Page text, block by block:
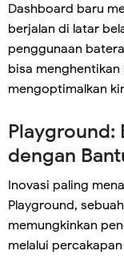
Dashboard baru
berjalan di latar
penggunaan
bisa
mengoptimalkan
Playground:
dengan
Inovasi paling
Playground,
memungkinkan
melalui